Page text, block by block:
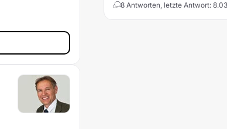
8 Antworten, letzte Antwort: